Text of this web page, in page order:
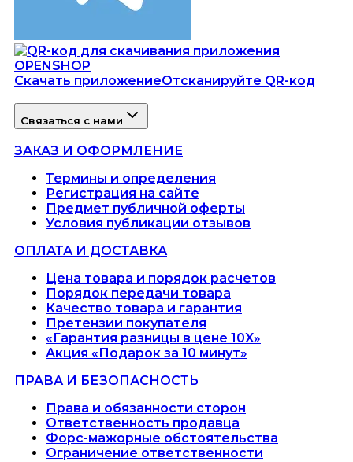
Скачать приложениеОтсканируйте QR-код
Связаться с нами
ЗАКАЗ И ОФОРМЛЕНИЕ
Термины и определения
Регистрация на сайте
Предмет публичной оферты
Условия публикации отзывов
ОПЛАТА И ДОСТАВКА
Цена товара и порядок расчетов
Порядок передачи товара
Качество товара и гарантия
Претензии покупателя
«Гарантия разницы в цене 10X»
Акция «Подарок за 10 минут»
ПРАВА И БЕЗОПАСНОСТЬ
Права и обязанности сторон
Ответственность продавца
Форс-мажорные обстоятельства
Ограничение ответственности